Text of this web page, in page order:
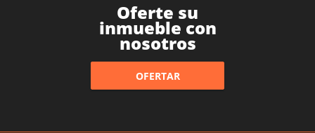
Oferte su
inmueble con
nosotros
OFERTAR